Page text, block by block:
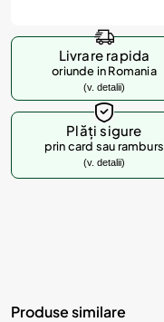
Livrare rapida
oriunde in Romania
(v. detalii)
Plăți sigure
prin card sau ramburs
(v. detalii)
Produse similare